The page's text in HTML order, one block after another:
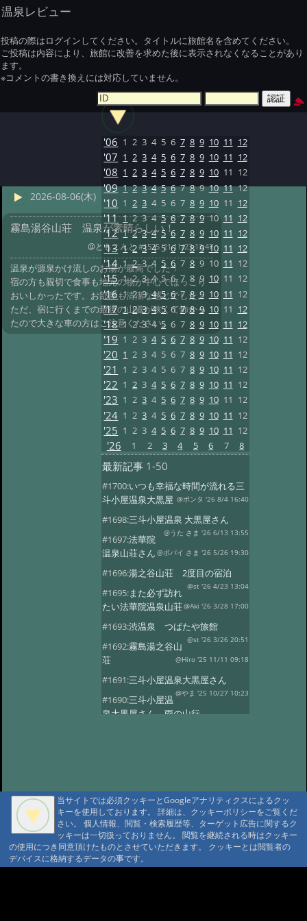
温泉レビュー
投稿の際はログインしてください。タイトルに旅館名を含めてください。
ご投稿は内容により、旅館に改善を求めた後に表示されなくなることがあり
ます。
※コメントの書き換えには対応していません。
2026-08-06(木)
霧島湯谷山荘 温泉が素晴らしい！
@ともこんと#1575 '21 11/23 13:47
温泉が源泉かけ流しのお湯が最高でした！
宿の方も親切で食事も地元の物が中心でほっこり
おいしかったです。お部屋も清潔な感じでした。
ただ、宿に行くまでの最後の山道が狭くて怖かっ
たので大きな車の方はご注意ください。
'06 1 2 3 4 5 6 7 8 9 10 11 12
'07 1 2 3 4 5 6 7 8 9 10 11 12
'08 1 2 3 4 5 6 7 8 9 10 11 12
'09 1 2 3 4 5 6 7 8 9 10 11 12
'10 1 2 3 4 5 6 7 8 9 10 11 12
'11 1 2 3 4 5 6 7 8 9 10 11 12
'12 1 2 3 4 5 6 7 8 9 10 11 12
'13 1 2 3 4 5 6 7 8 9 10 11 12
'14 1 2 3 4 5 6 7 8 9 10 11 12
'15 1 2 3 4 5 6 7 8 9 10 11 12
'16 1 2 3 4 5 6 7 8 9 10 11 12
'17 1 2 3 4 5 6 7 8 9 10 11 12
'18 1 2 3 4 5 6 7 8 9 10 11 12
'19 1 2 3 4 5 6 7 8 9 10 11 12
'20 1 2 3 4 5 6 7 8 9 10 11 12
'21 1 2 3 4 5 6 7 8 9 10 11 12
'22 1 2 3 4 5 6 7 8 9 10 11 12
'23 1 2 3 4 5 6 7 8 9 10 11 12
'24 1 2 3 4 5 6 7 8 9 10 11 12
'25 1 2 3 4 5 6 7 8 9 10 11 12
'26 1 2 3 4 5 6 7 8
最新記事 1-50
#1700:いつも幸福な時間が流れる三
斗小屋温泉大黒屋 @ポンタ '26 8/4 16:40
#1698:三斗小屋温泉 大黒屋さん
@うた さま '26 6/13 13:55
#1697:法華院
温泉山荘さん @ポパイ さま '26 5/26 19:30
#1696:湯之谷山荘 2度目の宿泊
@st '26 4/23 13:04
#1695:また必ず訪れ
たい法華院温泉山荘@Aki '26 3/28 17:00
#1693:渋温泉 つばたや旅館
@st '26 3/26 20:51
#1692:霧島湯之谷山
荘
@Hiro '25 11/11 09:18
#1691:三斗小屋温泉大黒屋さん
@やま '25 10/27 10:23
#1690:三斗小屋温
泉大黒屋さん 雨の山行
#1686:何度でも行きたい宿 三斗小屋
温泉大黒屋
@府中のぼる '25 10/17 08:55
#1685:最高のお風呂 三斗小屋温泉大
黒屋
@Naotan '25 10/12 09:11
#1684:お湯良し、ご飯良し、人良し
当サイトでは必須クッキーとGoogleアナリティクスによるクッ
キーを使用しております。 詳細は、クッキーポリシーをご覧くだ
さい。 個人情報、閲覧・検索履歴等、ターゲット広告に関するク
ッキーは一切扱っておりません。 閲覧を継続される時はクッキー
の使用につき同意頂けたものとさせていただきます。 クッキーとは閲覧者の
デバイスに格納するデータの事です。